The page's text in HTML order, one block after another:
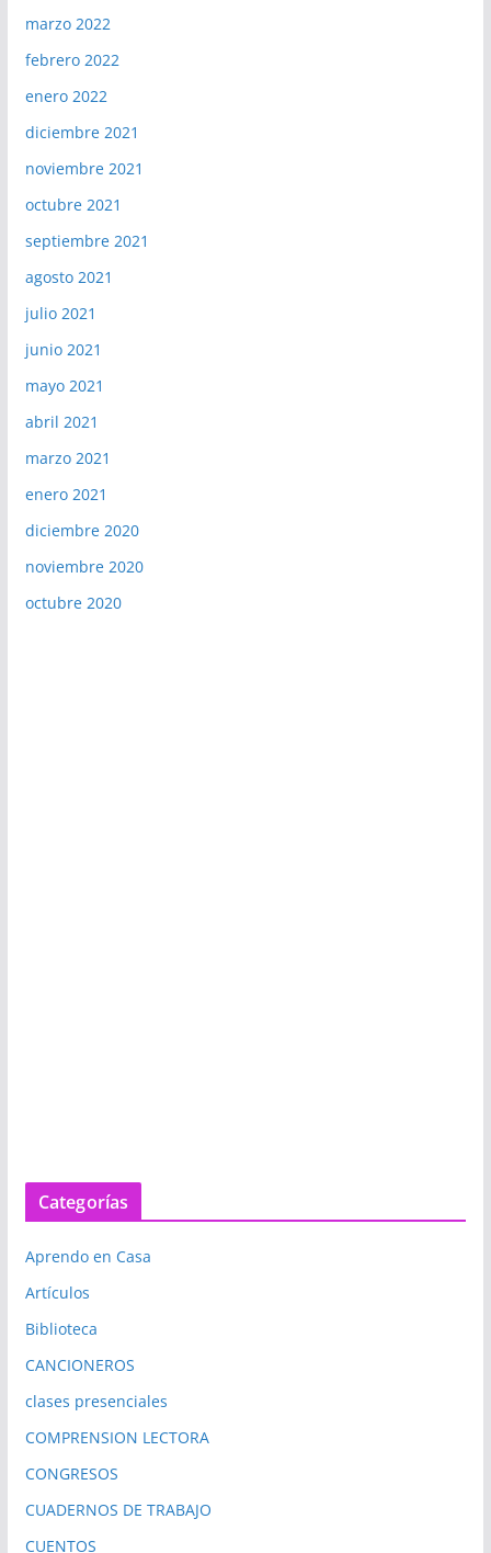
marzo 2022
febrero 2022
enero 2022
diciembre 2021
noviembre 2021
octubre 2021
septiembre 2021
agosto 2021
julio 2021
junio 2021
mayo 2021
abril 2021
marzo 2021
enero 2021
diciembre 2020
noviembre 2020
octubre 2020
Categorías
Aprendo en Casa
Artículos
Biblioteca
CANCIONEROS
clases presenciales
COMPRENSION LECTORA
CONGRESOS
CUADERNOS DE TRABAJO
CUENTOS